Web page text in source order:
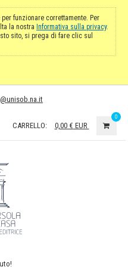
funzionare correttamente. Per
la nostra Informativa sulla privacy.
sito, si prega di fare clic sul
CARRELLO: 0,00 € EUR
0